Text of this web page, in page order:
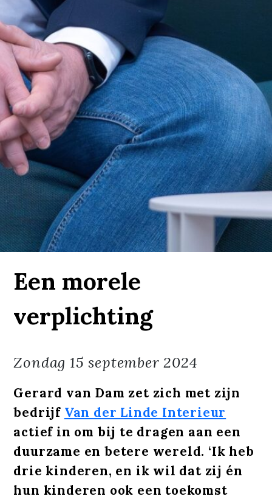
Een morele
verplichting
Zondag 15 september 2024
Gerard van Dam zet zich met zijn
bedrijf Van der Linde Interieur
actief in om bij te dragen aan een
duurzame en betere wereld. ‘Ik heb
drie kinderen, en ik wil dat zij én
hun kinderen ook een toekomst